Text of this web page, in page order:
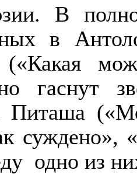
В
в
(«Какая
гаснут
суждено»,
одно из